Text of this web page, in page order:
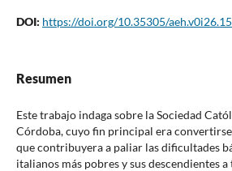
DOI: https://doi.org/10.35305/
Resumen
Este trabajo indaga sobre la Sociedad
Córdoba, cuyo fin principal era
que contribuyera a paliar las dificultades
italianos más pobres y sus descendientes